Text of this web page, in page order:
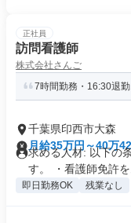
正社員
訪問看護師
株式会社さんご
7時間勤務・16:30退
千葉県印西市大森
月給35万円～40万
求める人材: 以下の
す。 ・看護師免許を
即日勤務OK 残業なし